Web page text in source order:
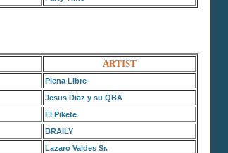
ARTIST
Plena Libre
Jesus Diaz y su QBA
El Pikete
BRAILY
Lazaro Valdes Sr.